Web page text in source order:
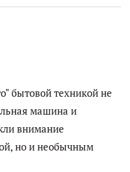
бытовой техникой не
машина и
внимание
но и необычным